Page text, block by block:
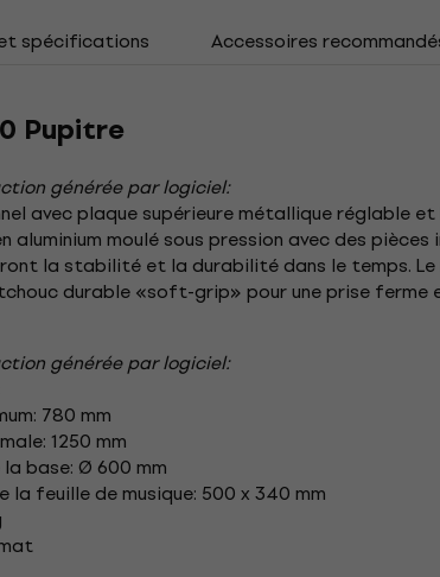
spécifications Accessoires
Pupitre
générée par logiciel:
avec plaque supérieure métallique réglable
aluminium moulé sous pression avec des
la stabilité et la durabilité dans le temps. Le
durable «soft-grip» pour une prise ferme
générée par logiciel:
780 mm
1250 mm
base: Ø 600 mm
la feuille de musique: 500 x 340 mm